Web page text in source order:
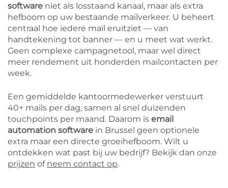
software niet als losstaand kanaal, maar als extra
hefboom op uw bestaande mailverkeer. U beheert
centraal hoe iedere mail eruitziet — van
handtekening tot banner — en u meet wat werkt.
Geen complexe campagnetool, maar wel direct
meer rendement uit honderden mailcontacten per
week.
Een gemiddelde kantoormedewerker verstuurt
40+ mails per dag, samen al snel duizenden
touchpoints per maand. Daarom is email
automation software in Brussel geen optionele
extra maar een directe groeihefboom. Wilt u
ontdekken wat past bij uw bedrijf? Bekijk dan onze
prijzen of neem contact op.